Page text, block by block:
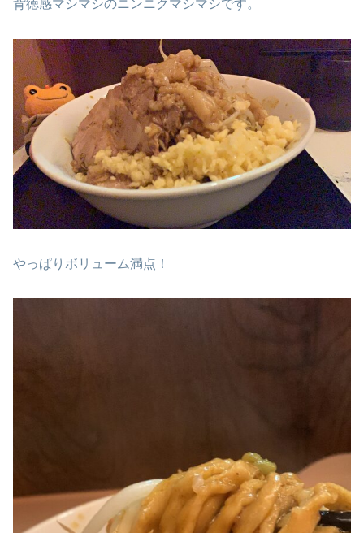
背徳感マシマシのニンニクマシマシです。
やっぱりボリューム満点！